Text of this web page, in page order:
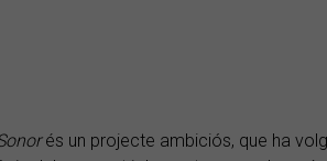
és un projecte ambiciós, que ha